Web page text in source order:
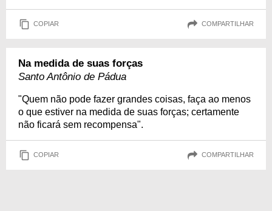
COPIAR COMPARTILHAR
Na medida de suas forças
Santo Antônio de Pádua
"Quem não pode fazer grandes coisas, faça ao menos
o que estiver na medida de suas forças; certamente
não ficará sem recompensa".
COPIAR COMPARTILHAR